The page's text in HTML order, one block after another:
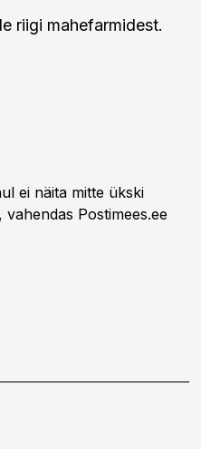
riigi mahefarmidest.
ei näita mitte ükski
Postimees.ee